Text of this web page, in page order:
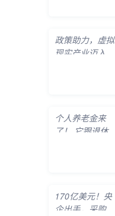
政策助力，虚拟
现实产业迈入融
个人养老金来
了！ 它跟退休金
170亿美元！央
企出手，采购